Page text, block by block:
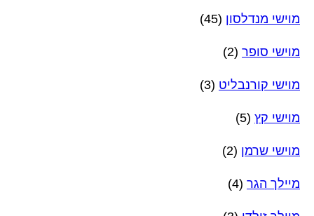
מוישי מנדלסון (45)
מוישי סופר (2)
מוישי קורנבליט (3)
מוישי קץ (5)
מוישי שרמן (2)
מיילך הגר (4)